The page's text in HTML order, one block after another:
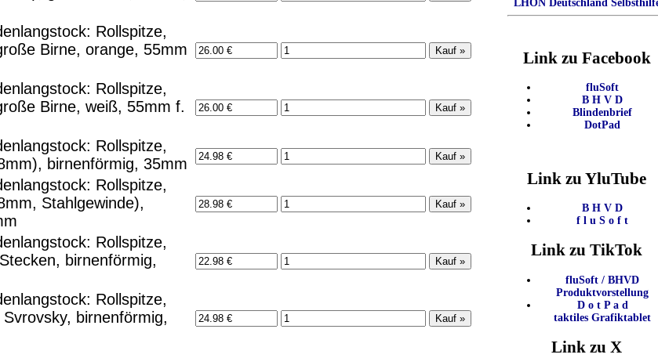
LHON Deutschland
Link zu Facebook
fluSoft
B H V D
Blindenbrief
DotPad
Link zu YluTube
B H V D
f l u S o f t
Link zu TikTok
fluSoft / BHVD
Produktvorstellung
D o t P a d
taktiles Grafiktablet
Link zu X
Rollspitze,
Birne, orange, 55mm
Rollspitze,
Birne, weiß, 55mm f.
Rollspitze,
birnenförmig, 35mm
Rollspitze,
Stahlgewinde),
Rollspitze,
birnenförmig,
Rollspitze,
birnenförmig,